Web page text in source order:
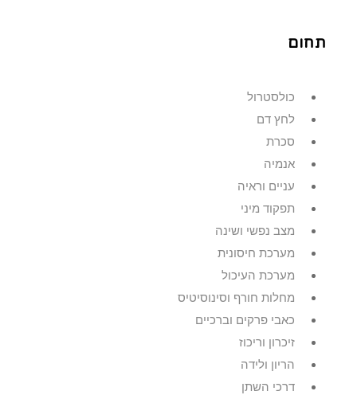
תחום
כולסטרול
לחץ דם
סכרת
אנמיה
עניים וראיה
תפקוד מיני
מצב נפשי ושינה
מערכת חיסונית
מערכת העיכול
מחלות חורף וסינוסיטיס
כאבי פרקים וברכיים
זיכרון וריכוז
הריון ולידה
דרכי השתן